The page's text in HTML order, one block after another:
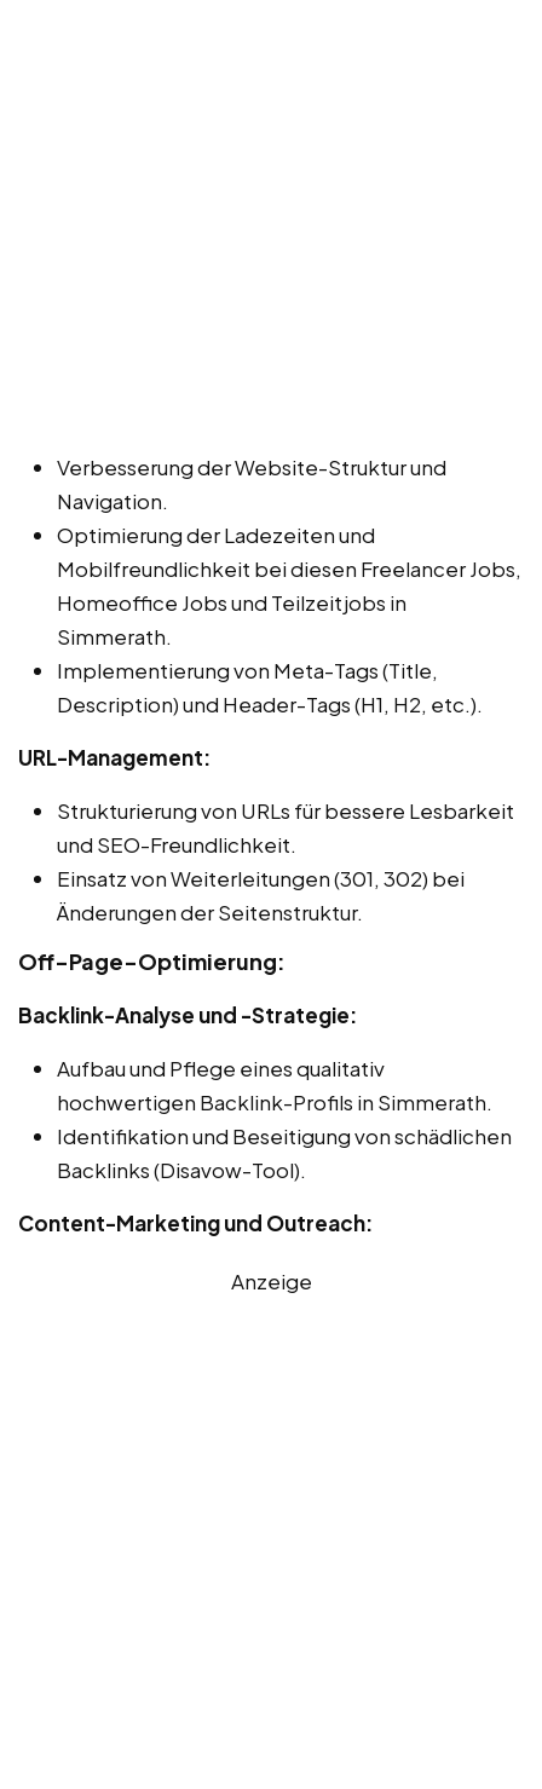
Verbesserung der Website-Struktur und
Navigation.
Optimierung der Ladezeiten und
Mobilfreundlichkeit bei diesen Freelancer Jobs,
Homeoffice Jobs und Teilzeitjobs in
Simmerath.
Implementierung von Meta-Tags (Title,
Description) und Header-Tags (H1, H2, etc.).
URL-Management:
Strukturierung von URLs für bessere Lesbarkeit
und SEO-Freundlichkeit.
Einsatz von Weiterleitungen (301, 302) bei
Änderungen der Seitenstruktur.
Off-Page-Optimierung:
Backlink-Analyse und -Strategie:
Aufbau und Pflege eines qualitativ
hochwertigen Backlink-Profils in Simmerath.
Identifikation und Beseitigung von schädlichen
Backlinks (Disavow-Tool).
Content-Marketing und Outreach:
Anzeige